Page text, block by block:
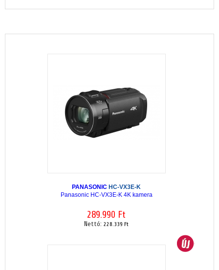
PANASONIC HC-VX3E-K
Panasonic HC-VX3E-K 4K kamera
289.990 Ft
Nettó: 228.339 Ft